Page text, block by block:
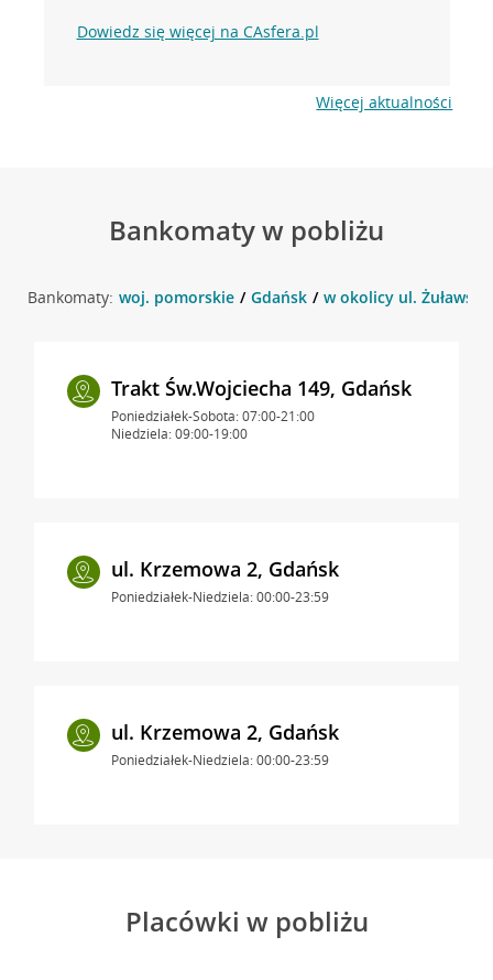
Dowiedz się więcej na CAsfera.pl
Więcej aktualności
Bankomaty w pobliżu
Bankomaty: woj. pomorskie Gdańsk w okolicy ul.
Trakt Św.Wojciecha 149, Gdańsk
Poniedziałek-Sobota: 07:00-21:00
Niedziela: 09:00-19:00
ul. Krzemowa 2, Gdańsk
Poniedziałek-Niedziela: 00:00-23:59
ul. Krzemowa 2, Gdańsk
Poniedziałek-Niedziela: 00:00-23:59
Placówki w pobliżu